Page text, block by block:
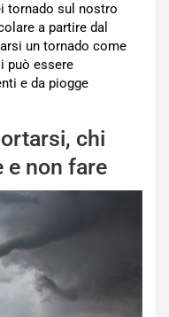
tornado sul nostro
a partire dal
un tornado come
può essere
e da piogge
chi
e non fare